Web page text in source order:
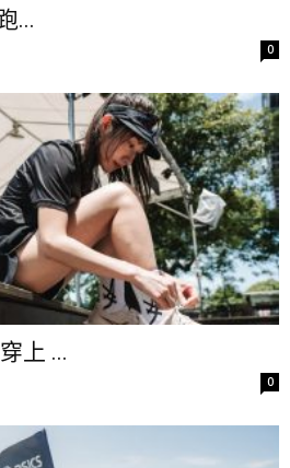
...
0
上 ...
0